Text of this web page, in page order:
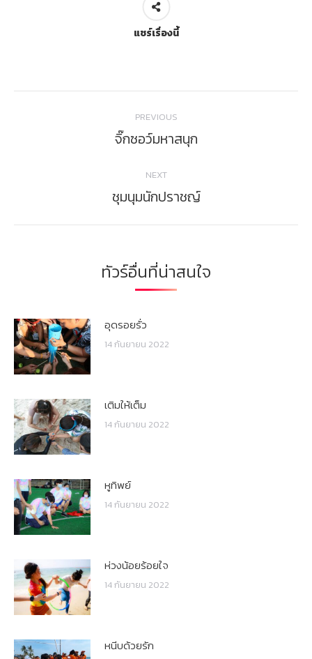
แชร์เรื่องนี้
navigation
PREVIOUS
Previous
จิ๊กซอว์มหาสนุก
NEXT
Next
ชุมนุมนักปราชญ์
ทัวร์อื่นที่น่าสนใจ
อุดรอยรั่ว
14 กันยายน 2022
เติมให้เต็ม
14 กันยายน 2022
หูทิพย์
14 กันยายน 2022
ห่วงน้อยร้อยใจ
14 กันยายน 2022
หนีบด้วยรัก